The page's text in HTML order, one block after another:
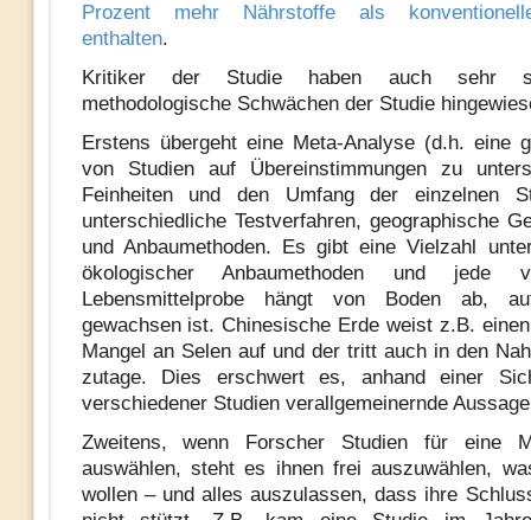
Prozent mehr Nährstoffe als
enthalten.
Kritiker der Studie haben auch sehr
methodologische Schwächen der Studie
Erstens übergeht eine Meta-Analyse (d.h. eine
von Studien auf Übereinstimmungen zu
Feinheiten und den Umfang der einzelnen
unterschiedliche Testverfahren, geographische
und Anbaumethoden. Es gibt eine Vielzahl
ökologischer Anbaumethoden und jede
Lebensmittelprobe hängt von Boden ab,
gewachsen ist. Chinesische Erde weist z.B.
Mangel an Selen auf und der tritt auch in den
zutage. Dies erschwert es, anhand einer
verschiedener Studien verallgemeinernde
Zweitens, wenn Forscher Studien für eine
auswählen, steht es ihnen frei auszuwählen,
wollen – und alles auszulassen, dass ihre